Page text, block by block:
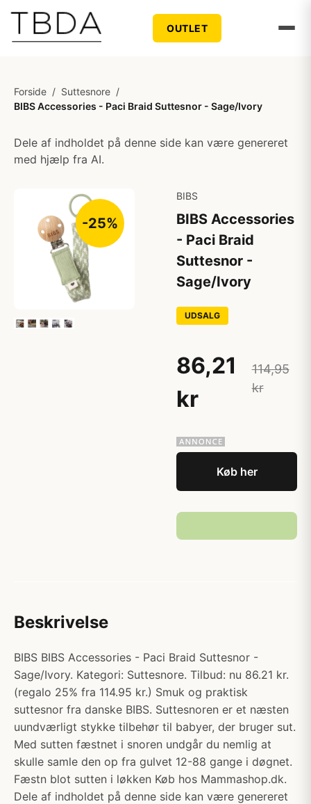
OUTLET
Forside / Suttesnore /
BIBS Accessories - Paci Braid Suttesnor - Sage/Ivory
Dele af indholdet på denne side kan være genereret
med hjælp fra AI.
-25%
BIBS
BIBS Accessories
- Paci Braid
Suttesnor -
Sage/Ivory
UDSALG
86,21
kr
114,95
kr
Køb her
Beskrivelse
BIBS BIBS Accessories - Paci Braid Suttesnor -
Sage/Ivory. Kategori: Suttesnore. Tilbud: nu 86.21 kr.
(regalo 25% fra 114.95 kr.) Smuk og praktisk
suttesnor fra danske BIBS. Suttesnoren er et næsten
uundværligt stykke tilbehør til babyer, der bruger sut.
Med sutten fæstnet i snoren undgår du nemlig at
skulle samle den op fra gulvet 12-88 gange i døgnet.
Fæstn blot sutten i løkken Køb hos Mammashop.dk.
Dele af indholdet på denne side kan være genereret